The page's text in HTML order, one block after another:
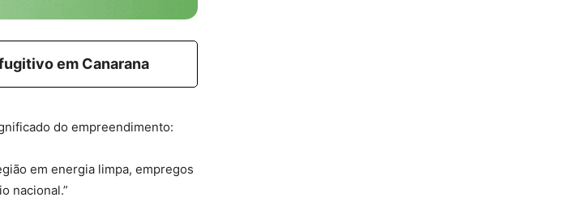
em Canarana
do empreendimento:
em energia limpa, empregos
nacional.”